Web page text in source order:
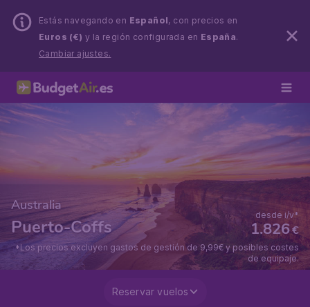
Estás navegando en Español, con precios en
Euros (€) y la región configurada en España.
Cambiar ajustes.
Australia
Puerto-Coffs €
1.826
desde i/v*
*Los precios excluyen gastos de gestión de 9,99€ y posibles costes
de equipaje.
Reservar vuelos